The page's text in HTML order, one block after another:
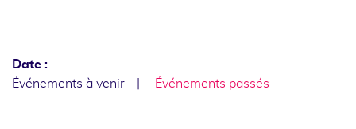
Date :
Événements à venir
Événements passés